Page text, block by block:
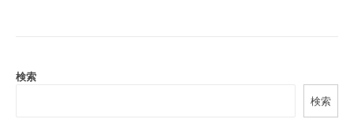
a
検索
検索